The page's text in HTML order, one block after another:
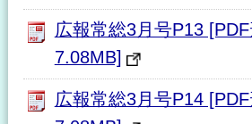
広報常総3月号P13 [PDF
7.08MB]
広報常総3月号P14